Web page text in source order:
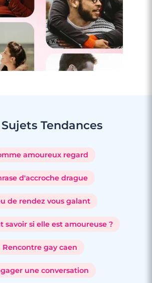
Tendances
amoureux regard
d'accroche drague
de rendez vous galant
savoir si elle est amoureuse ?
Rencontre gay caen
une conversation